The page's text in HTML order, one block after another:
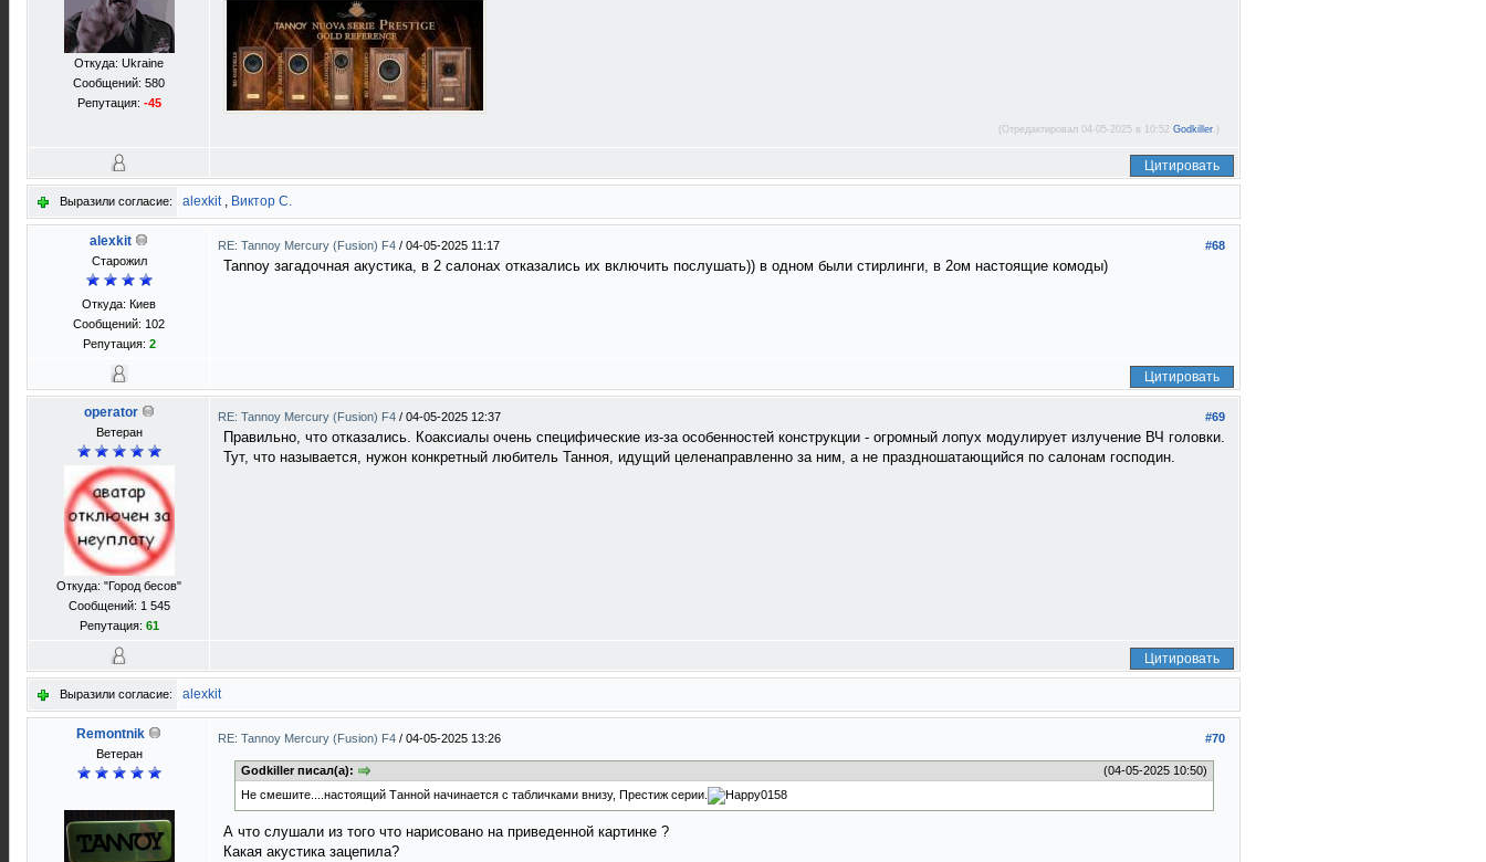
Откуда: Ukraine
Сообщений: 580
Репутация: -45
(Отредактировал 04-05-2025 в 10:52 Godkiller .)
Цитировать
Выразили согласие: alexkit, Виктор С.
alexkit
Старожил
Откуда: Киев
Сообщений: 102
Репутация: 2
#68
RE: Tannoy Mercury (Fusion) F4 / 04-05-2025 11:17
Tannoy загадочная акустика, в 2 салонах отказались их включить послушать)) в одном были стирлинги, в 2ом настоящие комоды)
Цитировать
operator
Ветеран
Откуда: "Город бесов"
Сообщений: 1 545
Репутация: 61
#69
RE: Tannoy Mercury (Fusion) F4 / 04-05-2025 12:37
Правильно, что отказались. Коаксиалы очень специфические из-за особенностей конструкции - огромный лопух модулирует излучение ВЧ головки.
Тут, что называется, нужон конкретный любитель Танноя, идущий целенаправленно за ним, а не праздношатающийся по салонам господин.
Цитировать
Выразили согласие: alexkit
Remontnik
Ветеран
#70
RE: Tannoy Mercury (Fusion) F4 / 04-05-2025 13:26
(04-05-2025 10:50)
Godkiller писал(а):
Не смешите....настоящий Танной начинается с табличками внизу, Престиж серии.
А что слушали из того что нарисовано на приведенной картинке ?
Какая акустика зацепила?